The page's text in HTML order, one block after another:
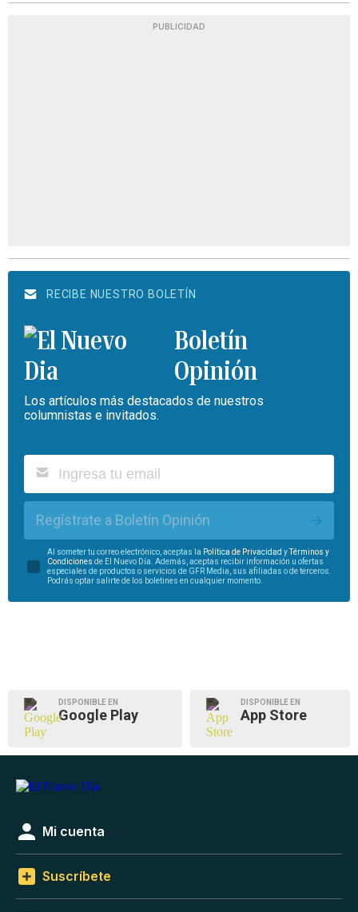
PUBLICIDAD
RECIBE NUESTRO BOLETÍN
Boletín
Opinión
Los artículos más destacados de nuestros
columnistas e invitados.
Regístrate a Boletín Opinión
Al someter tu correo electrónico, aceptas la Política de Privacidad y
Términos y
Condiciones de El Nuevo Día. Además, aceptas recibir información u ofertas
especiales de productos o servicios de GFR Media, sus afiliadas o de terceros.
Podrás optar salirte de los boletines en cualquier momento.
DISPONIBLE EN
Google Play
DISPONIBLE EN
App Store
Mi cuenta
Suscríbete